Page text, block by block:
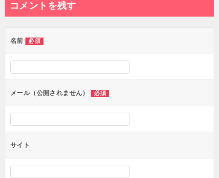
ビ
ー
シ
ョ
ン
コメントを残す
名前 必須
メール（公開されません） 必須
サイト